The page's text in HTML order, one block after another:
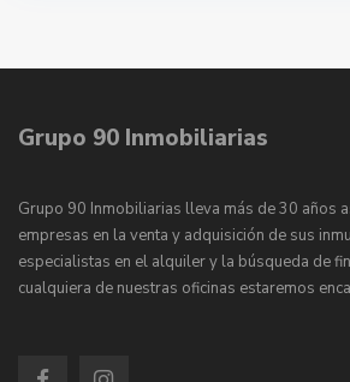
Grupo 90 Inmobiliarias
Grupo 90 Inmobiliarias lleva más de 30 años
empresas en la venta y adquisición de sus
especialistas en el alquiler y la búsqueda de
cualquiera de nuestras oficinas estaremos